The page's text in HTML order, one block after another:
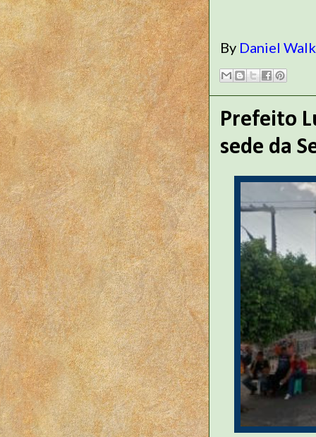
By Daniel
Prefeito
sede da